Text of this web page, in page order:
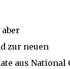
zur neuen
aus National